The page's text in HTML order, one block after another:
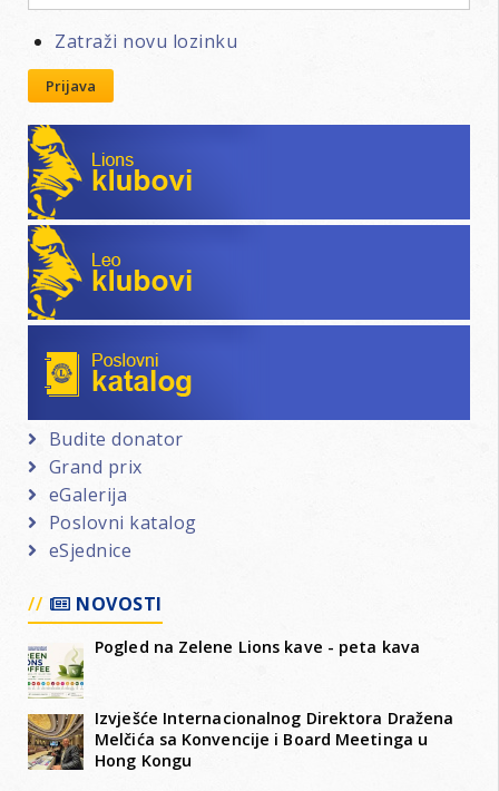
Zatraži novu lozinku
Prijava
Lions klubovi
Leo klubovi
Budite donator
Grand prix
eGalerija
Poslovni katalog
eSjednice
NOVOSTI
Pogled na Zelene Lions kave - peta kava
Izvješće Internacionalnog Direktora Dražena
Melčića sa Konvencije i Board Meetinga u
Hong Kongu